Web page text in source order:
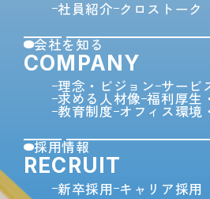
社員紹介 クロストーク
会社を知る
COMPANY
理念・ビジョン サービ
求める人材像 福利厚生
教育制度 オフィス環境
採用情報
RECRUIT
新卒採用 キャリア採用